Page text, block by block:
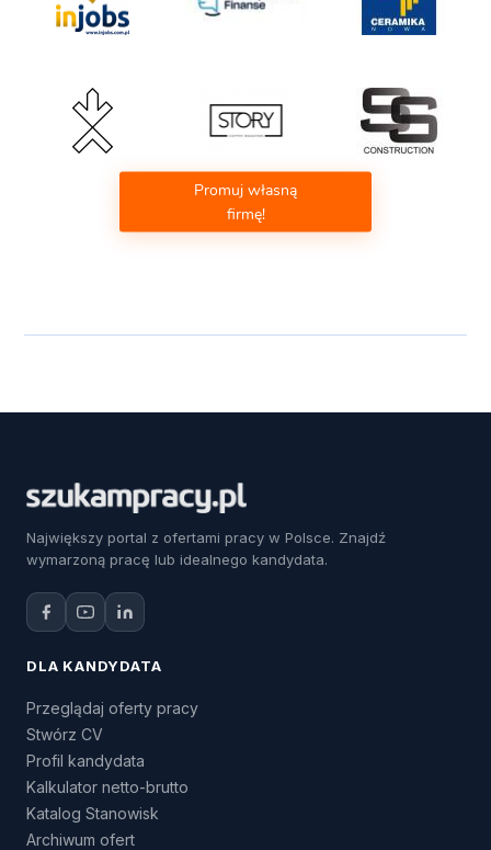
Promuj własną
firmę!
Największy portal z ofertami pracy w Polsce. Znajdź
wymarzoną pracę lub idealnego kandydata.
DLA KANDYDATA
Przeglądaj oferty pracy
Stwórz CV
Profil kandydata
Kalkulator netto-brutto
Katalog Stanowisk
Archiwum ofert